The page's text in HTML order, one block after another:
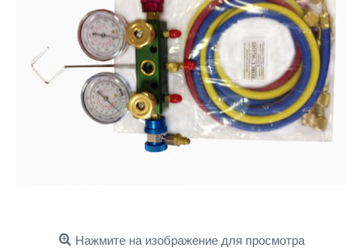
Нажмите на изображение для просмотра